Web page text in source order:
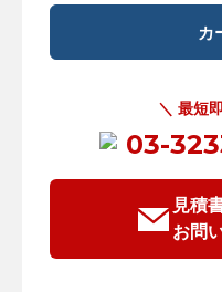
＼ 最短
03-
見積
お問